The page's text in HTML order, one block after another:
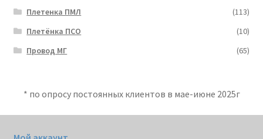
Плетенка ПМЛ
(113)
Плетёнка ПСО
(10)
Провод МГ
(65)
* по опросу постоянных клиентов в мае-июне 2025г